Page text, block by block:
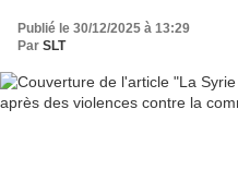
Publié le 30/12/2025 à 13:29
Par SLT